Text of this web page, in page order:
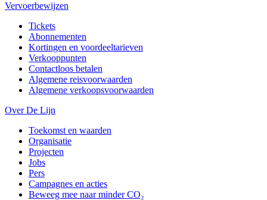
Vervoerbewijzen
Tickets
Abonnementen
Kortingen en voordeeltarieven
Verkooppunten
Contactloos betalen
Algemene reisvoorwaarden
Algemene verkoopsvoorwaarden
Over De Lijn
Toekomst en waarden
Organisatie
Projecten
Jobs
Pers
Campagnes en acties
Beweeg mee naar minder CO₂